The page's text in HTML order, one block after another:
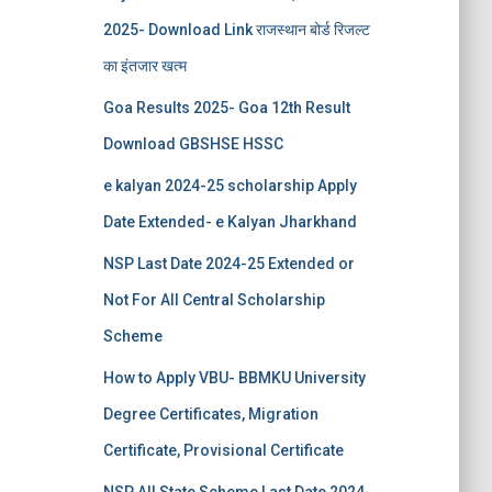
2025- Download Link राजस्थान बोर्ड रिजल्‍ट
का इंतजार खत्‍म
Goa Results 2025- Goa 12th Result
Download GBSHSE HSSC
e kalyan 2024-25 scholarship Apply
Date Extended- e Kalyan Jharkhand
NSP Last Date 2024-25 Extended or
Not For All Central Scholarship
Scheme
How to Apply VBU- BBMKU University
Degree Certificates, Migration
Certificate, Provisional Certificate